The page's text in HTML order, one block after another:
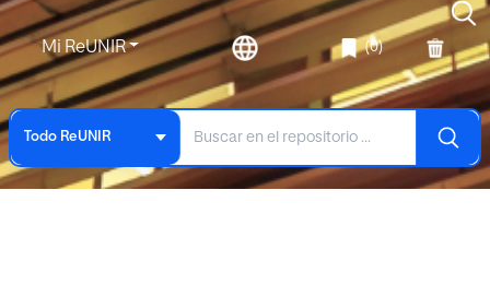
Mi ReUNIR (0)
Todo ReUNIR